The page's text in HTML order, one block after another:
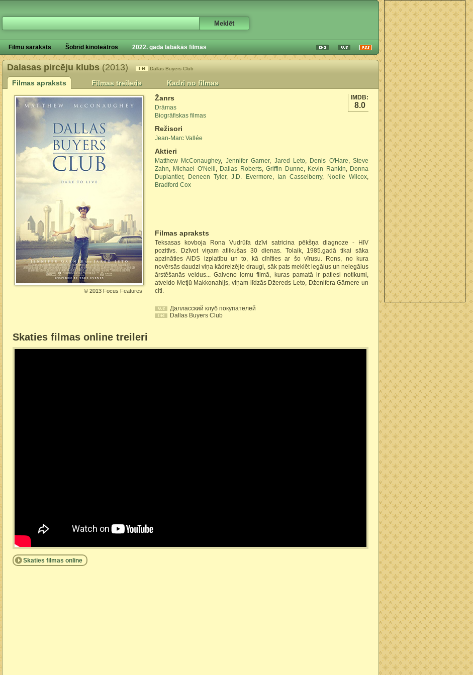
Filmu saraksts Šobrīd kinoteātros 2022. gada labākās filmas
Dalasas pircēju klubs (2013) Dallas Buyers Club
Filmas apraksts Filmas treileris Kadri no filmas
IMDB:
8.0
Žanrs
Drāmas
Biogrāfiskas filmas
Režisori
Jean-Marc Vallée
Aktieri
Matthew McConaughey, Jennifer Garner, Jared Leto, Denis O'Hare, Steve
Zahn, Michael O'Neill , Dallas Roberts,Griffin Dunne, Kevin Rankin, Donna
Duplantier, Deneen Tyler,J.D. Evermore, Ian Casselberry, Noelle Wilcox,
Bradford Cox
Filmas apraksts
Teksasas kovboja Rona Vudrūfa dzīvi satricina pēkšņa diagnoze - HIV
pozitīvs. Dzīvot viņam atlikušas 30 dienas. Tolaik, 1985.gadā tikai sāka
apzināties AIDS izplatību un to, kā cīnīties ar šo vīrusu. Rons, no kura
novērsās daudzi viņa kādreizējie draugi, sāk pats meklēt legālus un nelegālus
ārstēšanās veidus... Galveno lomu filmā, kuras pamatā ir patiesi notikumi,
atveido Metjū Makkonahijs, viņam līdzās Džereds Leto, Dženifera Gārnere un
citi.
Далласский клуб покупателей
Dallas Buyers Club
© 2013 Focus Features
Skaties filmas online treileri
Skaties filmas online